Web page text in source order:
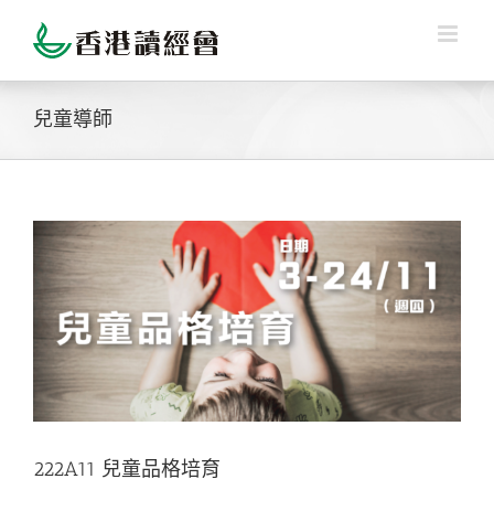
content
兒童導師
222A11 兒童品格培育